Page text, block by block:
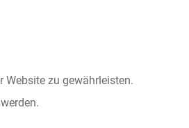
Website zu gewährleisten.